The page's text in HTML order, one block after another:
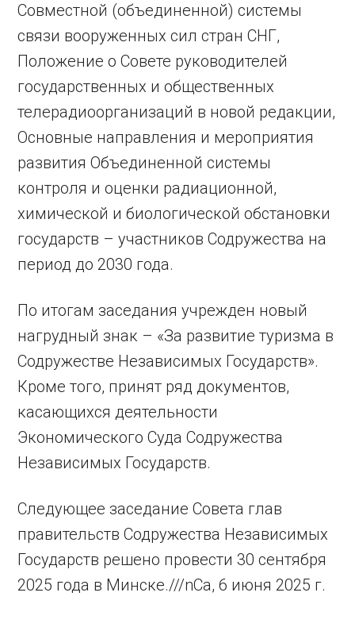
Совместной (объединенной) системы
связи вооруженных сил стран СНГ,
Положение о Совете руководителей
государственных и общественных
телерадиоорганизаций в новой редакции,
Основные направления и мероприятия
развития Объединенной системы
контроля и оценки радиационной,
химической и биологической обстановки
государств – участников Содружества на
период до 2030 года.
По итогам заседания учрежден новый
нагрудный знак – «За развитие туризма в
Содружестве Независимых Государств».
Кроме того, принят ряд документов,
касающихся деятельности
Экономического Суда Содружества
Независимых Государств.
Следующее заседание Совета глав
правительств Содружества Независимых
Государств решено провести 30 сентября
2025 года в Минске.///nCa, 6 июня 2025 г.